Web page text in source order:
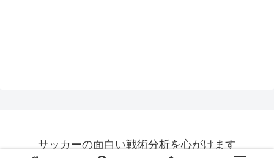
サッカーの面白い戦術分析を心がけます